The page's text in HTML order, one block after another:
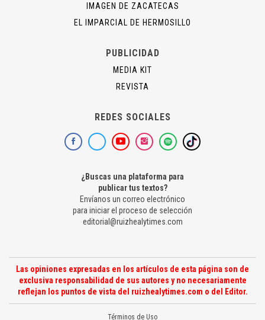
IMAGEN DE ZACATECAS
EL IMPARCIAL DE HERMOSILLO
PUBLICIDAD
MEDIA KIT
REVISTA
REDES SOCIALES
¿Buscas una plataforma para
publicar tus textos?
Envíanos un correo electrónico
para iniciar el proceso de selección
editorial@ruizhealytimes.com
Las opiniones expresadas en los artículos de esta página son de
exclusiva responsabilidad de sus autores y no necesariamente
reflejan los puntos de vista del ruizhealytimes.com o del Editor.
Términos de Uso